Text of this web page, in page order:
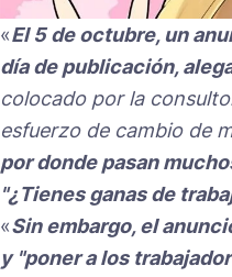
«El 5 de octubre, un
día de publicación,
colocado por la
esfuerzo de cambio de
por donde pasan
"¿Tienes ganas de
«Sin embargo, el
y "poner a los